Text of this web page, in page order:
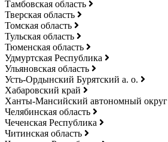
Тамбовская область
Тверская область
Томская область
Тульская область
Тюменская область
Удмуртская Республика
Ульяновская область
Усть-Ордынский Бурятский а. о.
Хабаровский край
Ханты-Мансийский автономный округ
Челябинская область
Чеченская Республика
Читинская область